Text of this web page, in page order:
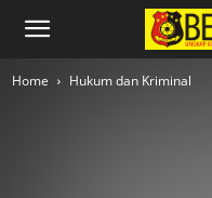
Home Hukum dan Kriminal